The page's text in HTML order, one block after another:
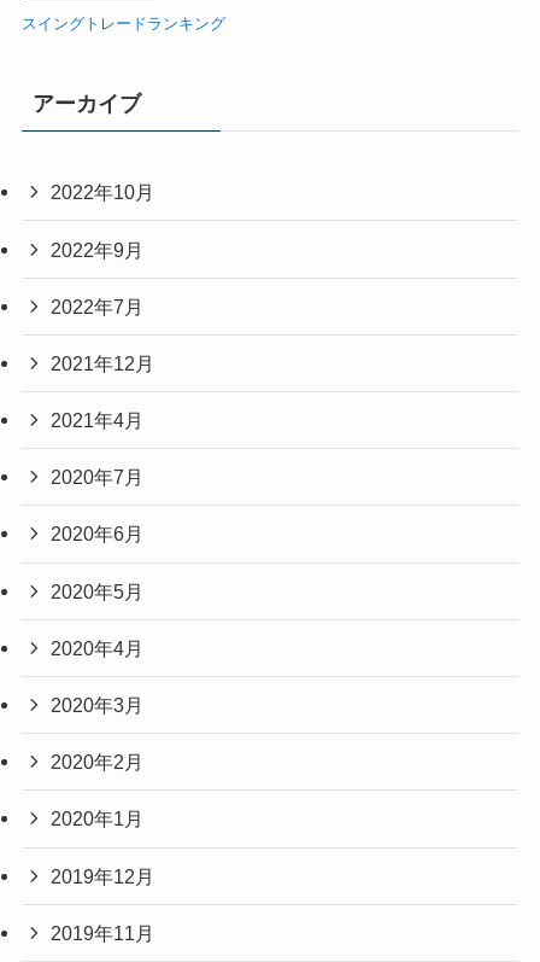
スイングトレードランキング
アーカイブ
2022年10月
2022年9月
2022年7月
2021年12月
2021年4月
2020年7月
2020年6月
2020年5月
2020年4月
2020年3月
2020年2月
2020年1月
2019年12月
2019年11月